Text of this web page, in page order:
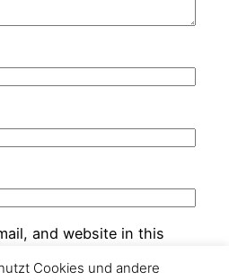
and website in this
Cookies und andere